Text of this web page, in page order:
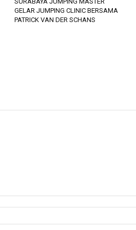
GELAR JUMPING CLINIC BERSAMA
PATRICK VAN DER SCHANS